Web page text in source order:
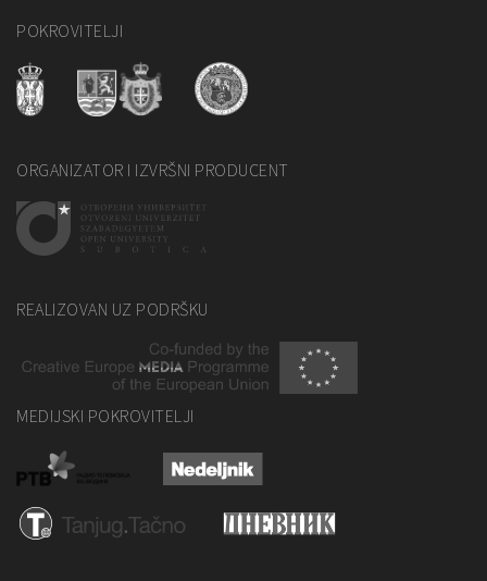
POKROVITELJI
ORGANIZATOR I IZVRŠNI PRODUCENT
REALIZOVAN UZ PODRŠKU
MEDIJSKI POKROVITELJI